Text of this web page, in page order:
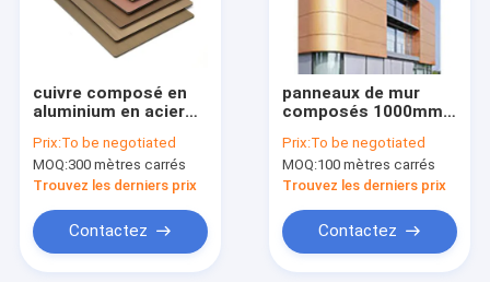
Au sujet de nous
Contactez-nous
Nouvelles
Demandez une citation
cuivre composé en
aluminium en acier
de panneau de 3mm
PVDF Acm
Prix:To be negotiated
MOQ:300 mètres carrés
Trouvez les derniers prix
Contactez
panneaux de mur
composés 1000mm
métal de Signage de
panneau de 4mm
0.55mm
Prix:To be negotiated
MOQ:100 mètres carrés
Trouvez les derniers prix
Contactez